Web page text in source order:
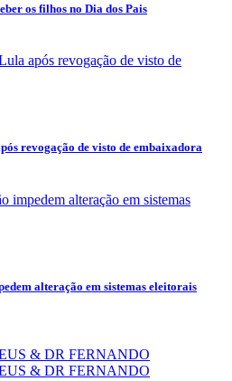
os filhos no Dia dos Pais
revogação de visto de embaixadora
alteração em sistemas eleitorais